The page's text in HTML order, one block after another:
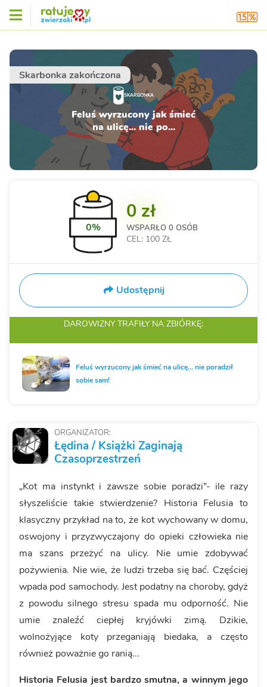
Skarbonka zakończona
SKARBONKA
Feluś wyrzucony jak śmieć
na ulicę... nie po...
ORGANIZATOR:
Łędina / Książki Zaginają
Czasoprzestrzeń
„Kot ma instynkt i zawsze sobie poradzi”- ile razy
słyszeliście takie stwierdzenie? Historia Felusia to
klasyczny przykład na to, że kot wychowany w domu,
oswojony i przyzwyczajony do opieki człowieka nie
ma szans przeżyć na ulicy. Nie umie zdobywać
pożywienia. Nie wie, że ludzi trzeba się bać. Częściej
wpada pod samochody. Jest podatny na choroby, gdyż
z powodu silnego stresu spada mu odporność. Nie
umie znaleźć ciepłej kryjówki zimą. Dzikie,
wolnożyjące koty przeganiają biedaka, a często
również poważnie go ranią...
Historia Felusia jest bardzo smutna, a winnym jego
0%
0 zł
WSPARŁO 0 OSÓB
CEL: 100 ZŁ
Udostępnij
DAROWIZNY TRAFIŁY NA ZBIÓRKĘ:
Feluś wyrzucony jak śmieć na ulicę... nie poradził
sobie sam!